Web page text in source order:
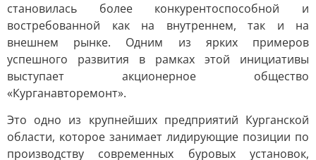
становилась более конкурентоспособной и
востребованной как на внутреннем, так и на
внешнем рынке. Одним из ярких примеров
успешного развития в рамках этой инициативы
выступает акционерное общество
«Курганавторемонт».
Это одно из крупнейших предприятий Курганской
области, которое занимает лидирующие позиции по
производству современных буровых установок,